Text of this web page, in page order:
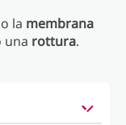
la membrana
una rottura.